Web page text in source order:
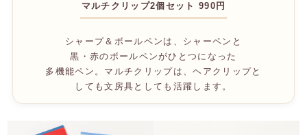
マルチクリップ2個セット 990円
シャープ＆ボールペンは、シャーペンと
黒・赤のボールペンがひとつになった
多機能ペン。マルチクリップは、ヘアクリップと
しても文房具としても活躍します。